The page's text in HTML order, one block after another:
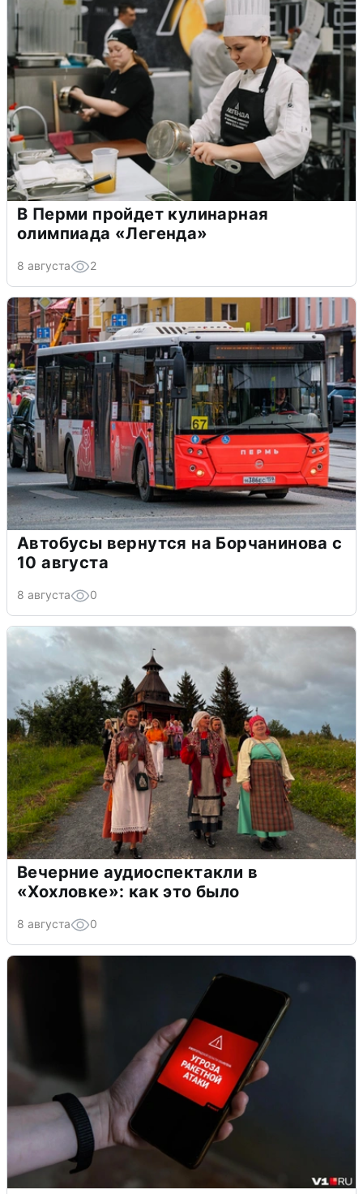
В Перми пройдет кулинарная
олимпиада «Легенда»
8 августа 2
Автобусы вернутся на Борчанинова с
10 августа
8 августа 0
Вечерние аудиоспектакли в
«Хохловке»: как это было
8 августа 0